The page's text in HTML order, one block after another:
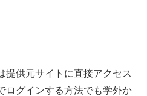
提供元サイトに直接アクセス
ログインする方法でも学外か